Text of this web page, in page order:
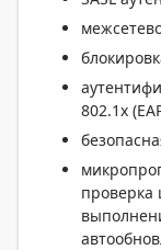
802.1x
проверка